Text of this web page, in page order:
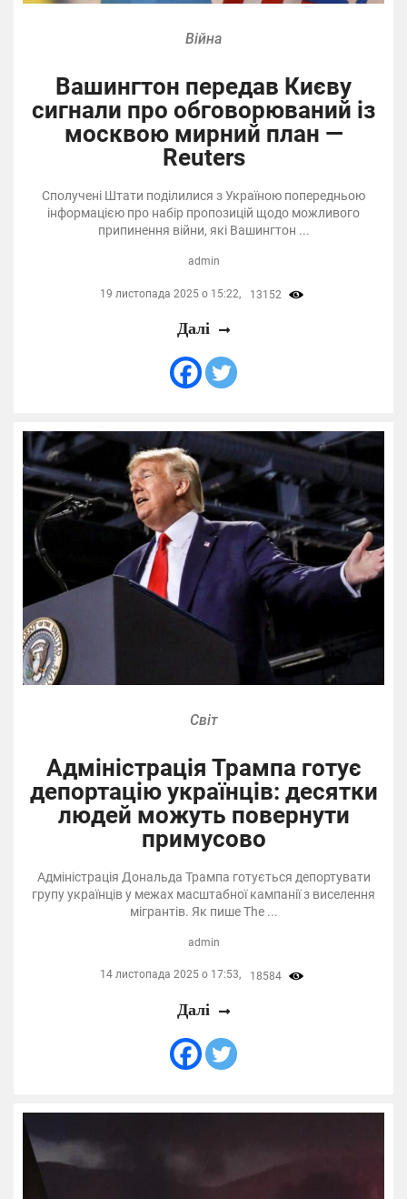
Війна
Вашингтон передав Києву
сигнали про обговорюваний із
москвою мирний план —
Reuters
Сполучені Штати поділилися з Україною попередньою
інформацією про набір пропозицій щодо можливого
припинення війни, які Вашингтон ...
admin
19 листопада 2025 о 15:22, 13152
Далі
Світ
Адміністрація Трампа готує
депортацію українців: десятки
людей можуть повернути
примусово
Адміністрація Дональда Трампа готується депортувати
групу українців у межах масштабної кампанії з виселення
мігрантів. Як пише The ...
admin
14 листопада 2025 о 17:53, 18584
Далі